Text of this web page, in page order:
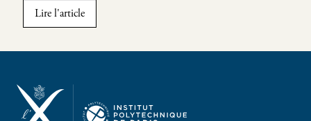
Lire l'article